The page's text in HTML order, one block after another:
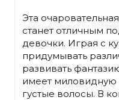
Эта
станет отличным
девочки. Играя с
придумывать
развивать
имеет миловидную
густые волосы. В